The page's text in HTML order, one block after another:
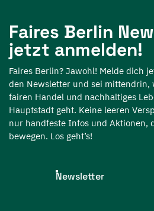
Faires Berlin
jetzt anmelden!
Faires Berlin? Jawohl! Melde dich
den Newsletter und sei mittendrin,
fairen Handel und nachhaltiges
Hauptstadt geht. Keine leeren
nur handfeste Infos und Aktionen,
bewegen. Los geht’s!
Newsletter